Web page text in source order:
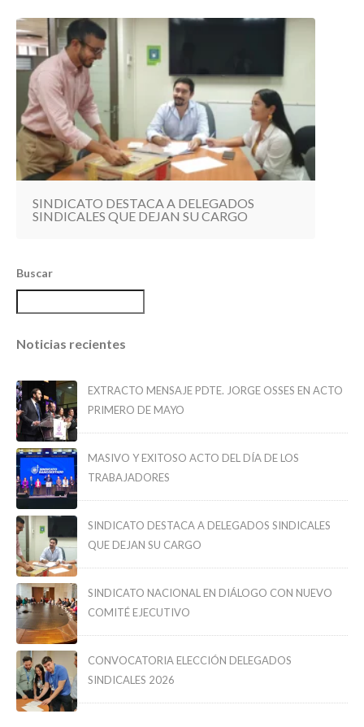
SINDICATO DESTACA A DELEGADOS
SINDICALES QUE DEJAN SU CARGO
Buscar
Noticias recientes
EXTRACTO MENSAJE PDTE. JORGE OSSES EN ACTO
PRIMERO DE MAYO
MASIVO Y EXITOSO ACTO DEL DÍA DE LOS
TRABAJADORES
SINDICATO DESTACA A DELEGADOS SINDICALES
QUE DEJAN SU CARGO
SINDICATO NACIONAL EN DIÁLOGO CON NUEVO
COMITÉ EJECUTIVO
CONVOCATORIA ELECCIÓN DELEGADOS
SINDICALES 2026